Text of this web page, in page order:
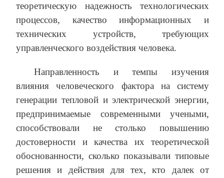
теоретическую надежность технологических
процессов, качество информационных и
технических устройств, требующих
управленческого воздействия человека.
Направленность и темпы изучения
влияния человеческого фактора на систему
генерации тепловой и электрической энергии,
предпринимаемые современными учеными,
способствовали не столько повышению
достоверности и качества их теоретической
обоснованности, сколько показывали типовые
решения и действия для тех, кто далек от